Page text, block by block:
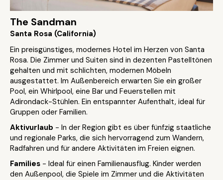
The Sandman
Santa Rosa (California)
Ein preisgünstiges, modernes Hotel im Herzen von Santa
Rosa. Die Zimmer und Suiten sind in dezenten Pastelltönen
gehalten und mit schlichten, modernen Möbeln
ausgestattet. Im Außenbereich erwarten Sie ein großer
Pool, ein Whirlpool, eine Bar und Feuerstellen mit
Adirondack-Stühlen. Ein entspannter Aufenthalt, ideal für
Gruppen oder Familien.
Aktivurlaub - In der Region gibt es über fünfzig staatliche
und regionale Parks, die sich hervorragend zum Wandern,
Radfahren und für andere Aktivitäten im Freien eignen.
Families - Ideal für einen Familienausflug. Kinder werden
den Außenpool, die Spiele im Zimmer und die Aktivitäten